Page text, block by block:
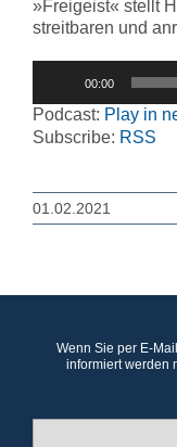
»Freigeist« stellt
streitbaren und
00:00
Podcast: Play in
Subscribe: RSS
01.02.2021
Wenn Sie per E-
informiert werden